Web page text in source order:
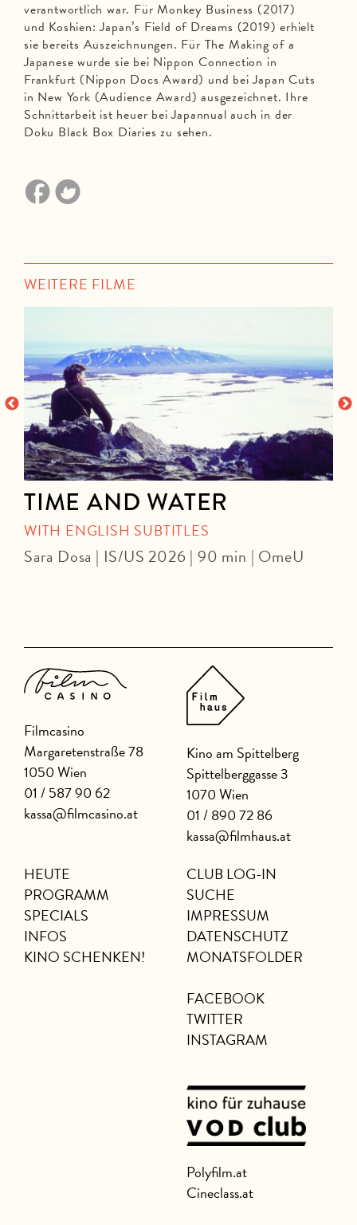
verantwortlich war. Für Monkey Business (2017)
und Koshien: Japan’s Field of Dreams (2019) erhielt
sie bereits Auszeichnungen. Für The Making of a
Japanese wurde sie bei Nippon Connection in
Frankfurt (Nippon Docs Award) und bei Japan Cuts
in New York (Audience Award) ausgezeichnet. Ihre
Schnittarbeit ist heuer bei Japannual auch in der
Doku Black Box Diaries zu sehen.
WEITERE FILME
TIME AND WATER
WITH ENGLISH SUBTITLES
Sara Dosa | IS/US 2026 | 90 min | OmeU
Filmcasino
Margaretenstraße 78
1050 Wien
01 / 587 90 62
kassa@filmcasino.at
Kino am Spittelberg
Spittelberggasse 3
1070 Wien
01 / 890 72 86
kassa@filmhaus.at
HEUTE
PROGRAMM
SPECIALS
INFOS
KINO SCHENKEN!
CLUB LOG-IN
SUCHE
IMPRESSUM
DATENSCHUTZ
MONATSFOLDER
FACEBOOK
TWITTER
INSTAGRAM
Polyfilm.at
Cineclass.at